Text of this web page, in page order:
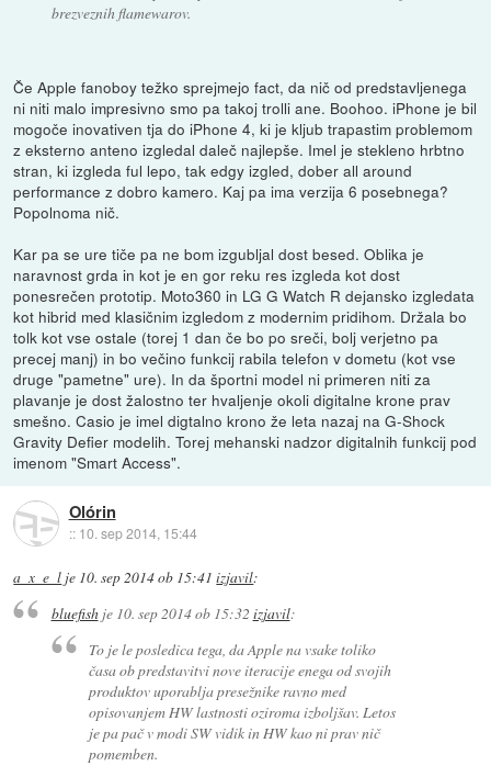
brezveznih flamewarov.
Če Apple fanoboy težko sprejmejo fact, da nič od predstavljenega
ni niti malo impresivno smo pa takoj trolli ane. Boohoo. iPhone je bil
mogoče inovativen tja do iPhone 4, ki je kljub trapastim problemom
z eksterno anteno izgledal daleč najlepše. Imel je stekleno hrbtno
stran, ki izgleda ful lepo, tak edgy izgled, dober all around
performance z dobro kamero. Kaj pa ima verzija 6 posebnega?
Popolnoma nič.
Kar pa se ure tiče pa ne bom izgubljal dost besed. Oblika je
naravnost grda in kot je en gor reku res izgleda kot dost
ponesrečen prototip. Moto360 in LG G Watch R dejansko izgledata
kot hibrid med klasičnim izgledom z modernim pridihom. Držala bo
tolk kot vse ostale (torej 1 dan če bo po sreči, bolj verjetno pa
precej manj) in bo večino funkcij rabila telefon v dometu (kot vse
druge "pametne" ure). In da športni model ni primeren niti za
plavanje je dost žalostno ter hvaljenje okoli digitalne krone prav
smešno. Casio je imel digtalno krono že leta nazaj na G-Shock
Gravity Defier modelih. Torej mehanski nadzor digitalnih funkcij pod
imenom "Smart Access".
Olórin
:: 10. sep 2014, 15:44
a_x_e_l je 10. sep 2014 ob 15:41 izjavil:
bluefishje 10. sep 2014 ob 15:32 izjavil:
To je le posledica tega, da Apple na vsake toliko
časa ob predstavitvi nove iteracije enega od svojih
produktov uporablja presežnike ravno med
opisovanjem HW lastnosti oziroma izboljšav. Letos
je pa pač v modi SW vidik in HW kao ni prav nič
pomemben.